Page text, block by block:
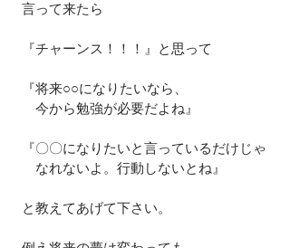
言って来たら
『チャーンス！！！』と思って
『将来○○になりたいなら、
今から勉強が必要だよね』
『〇〇になりたいと言っているだけじゃ
なれないよ。行動しないとね』
と教えてあげて下さい。